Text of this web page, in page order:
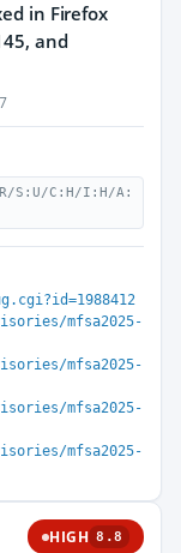
in Firefox
and
S:U/C:H/I:H/A:
mfsa2025-
mfsa2025-
mfsa2025-
mfsa2025-
HIGH 8.8